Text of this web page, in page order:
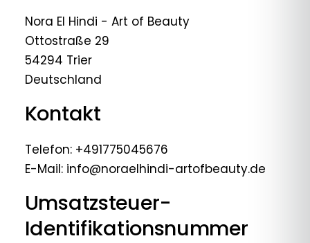
Nora El Hindi - Art of Beauty
Ottostraße 29
54294 Trier
Deutschland
Kontakt
Telefon: +491775045676
E-Mail: info@noraelhindi-artofbeauty.de
Umsatzsteuer-
Identifikationsnummer